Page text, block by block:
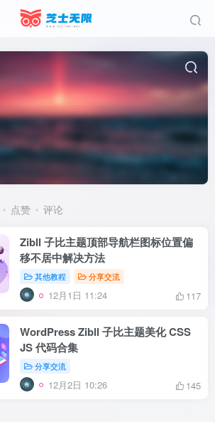
点赞 评论
Zibll 子比主题顶部导航栏图标位置偏
移不居中解决方法
其他教程 分享交流
12月1日 11:24 117
WordPress Zibll 子比主题美化 CSS
JS 代码合集
分享交流
12月2日 10:26 145